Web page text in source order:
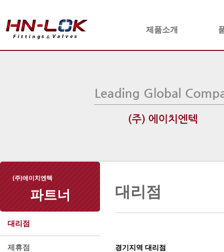
제품소개
(주)에이치엔텍
파트너
대리점
제휴점
대리점
경기지역 대리점